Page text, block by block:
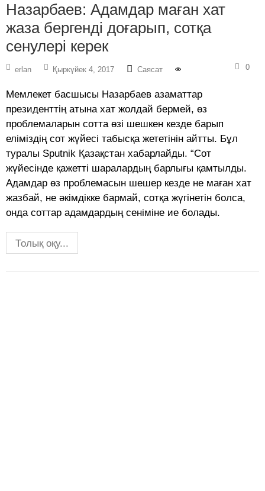
Назарбаев: Адамдар маған хат
жаза бергенді доғарып, сотқа
сенулері керек
erlan Қыркүйек 4, 2017 Саясат 0
Мемлекет басшысы Назарбаев азаматтар
президенттің атына хат жолдай бермей, өз
проблемаларын сотта өзі шешкен кезде барып
еліміздің сот жүйесі табысқа жететінін айтты. Бұл
туралы Sputnik Қазақстан хабарлайды. “Сот
жүйесінде қажетті шаралардың барлығы қамтылды.
Адамдар өз проблемасын шешер кезде не маған хат
жазбай, не әкімдікке бармай, сотқа жүгінетін болса,
онда соттар адамдардың сеніміне ие болады.
Толық оқу...